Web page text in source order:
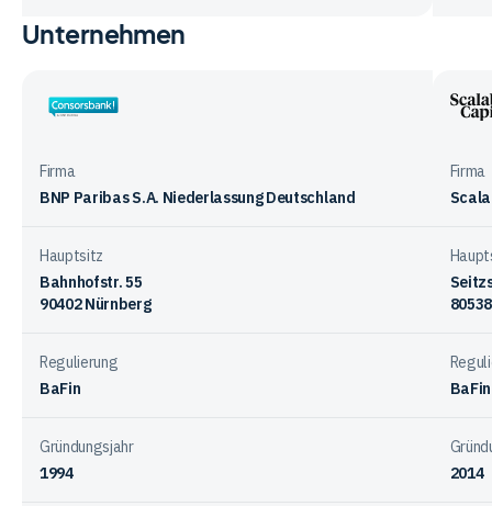
Vergleichstabelle
Unternehmen
Firma
BNP Paribas S.A. Niederlassung Deutschland
Firma
Hauptsitz
Bahnhofstr. 55
90402 Nürnberg
Regulierung
BaFin
BaFin
Gründungsjahr
1994
2014